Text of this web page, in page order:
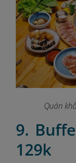
Quán
9.
129k